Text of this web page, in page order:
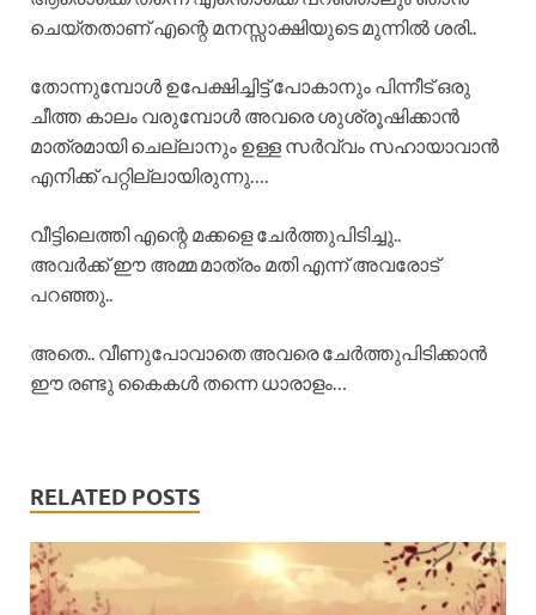
ചെയ്തതാണ് എന്റെ മനസ്സാക്ഷിയുടെ മുന്നിൽ ശരി..
തോന്നുമ്പോൾ ഉപേക്ഷിച്ചിട്ട് പോകാനും പിന്നീട് ഒരു
ചീത്ത കാലം വരുമ്പോൾ അവരെ ശുശ്രൂഷിക്കാൻ
മാത്രമായി ചെല്ലാനും ഉള്ള സർവ്വം സഹായാവാൻ
എനിക്ക് പറ്റില്ലായിരുന്നു….
വീട്ടിലെത്തി എന്റെ മക്കളെ ചേർത്തുപിടിച്ചു..
അവർക്ക് ഈ അമ്മ മാത്രം മതി എന്ന് അവരോട്
പറഞ്ഞു..
അതെ.. വീണുപോവാതെ അവരെ ചേർത്തുപിടിക്കാൻ
ഈ രണ്ടു കൈകൾ തന്നെ ധാരാളം…
RELATED POSTS